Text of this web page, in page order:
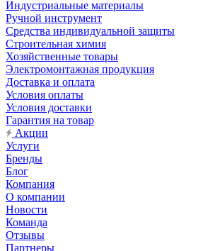
Индустриальные материалы
Ручной инструмент
Средства индивидуальной защиты
Строительная химия
Хозяйственные товары
Электромонтажная продукция
Доставка и оплата
Условия оплаты
Условия доставки
Гарантия на товар
Акции
Услуги
Бренды
Блог
Компания
О компании
Новости
Команда
Отзывы
Партнеры